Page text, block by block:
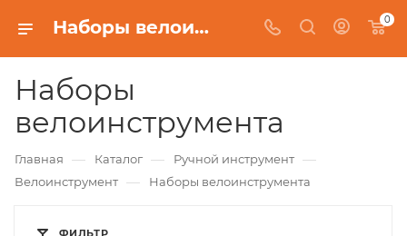
Наборы велоинструмента 0
Наборы
велоинструмента
Главная — Каталог — Ручной инструмент —
Велоинструмент — Наборы велоинструмента
ФИЛЬТР